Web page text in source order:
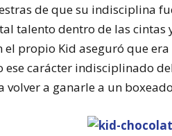
de que su indisciplina
talento dentro de las cintas
el propio Kid aseguró que
carácter indisciplinado
volver a ganarle a un